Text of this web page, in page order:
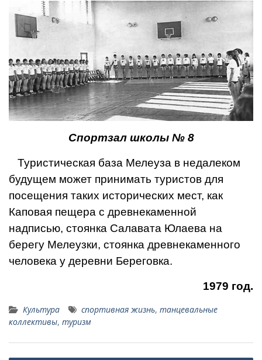
Спортзал школы № 8
Туристическая база Мелеуза в недалеком
будущем может принимать туристов для
посещения таких исторических мест, как
Каповая пещера с древнекаменной
надписью, стоянка Салавата Юлаева на
берегу Мелеузки, стоянка древнекаменного
человека у деревни Береговка.
1979 год.
Культура спортивная жизнь, танцевальные
коллективы, туризм